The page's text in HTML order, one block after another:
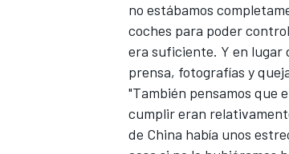
no estábamos
coches para poder
era suficiente. Y en lugar
prensa, fotografías y
"También pensamos que
cumplir eran
de China había unos